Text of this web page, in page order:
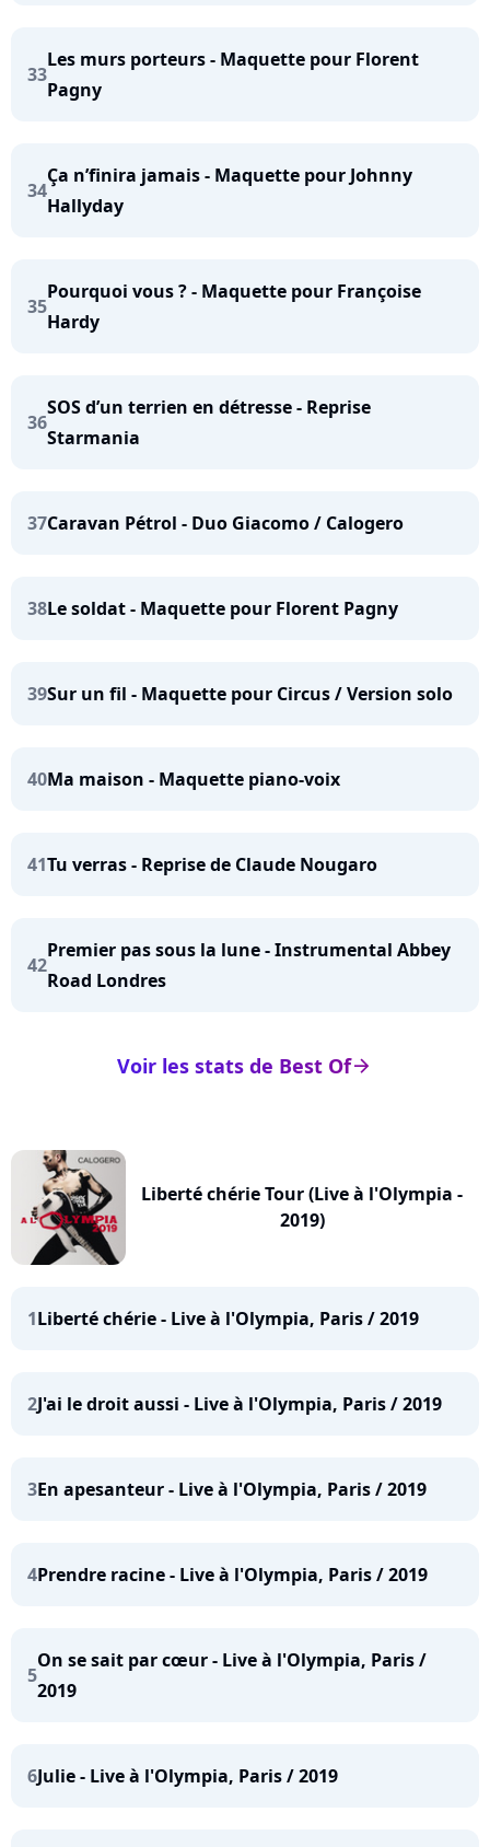
33
Les murs porteurs - Maquette pour Florent
Pagny
34
Ça n’finira jamais - Maquette pour Johnny
Hallyday
35
Pourquoi vous ? - Maquette pour Françoise
Hardy
36
SOS d’un terrien en détresse - Reprise
Starmania
37Caravan Pétrol - Duo Giacomo / Calogero
38Le soldat - Maquette pour Florent Pagny
39Sur un fil - Maquette pour Circus / Version solo
40Ma maison - Maquette piano-voix
41Tu verras - Reprise de Claude Nougaro
42
Premier pas sous la lune - Instrumental Abbey
Road Londres
arrow_right
Voir les stats de Best Of
Liberté chérie Tour (Live à l'Olympia -
2019)
1Liberté chérie - Live à l'Olympia, Paris / 2019
2J'ai le droit aussi - Live à l'Olympia, Paris / 2019
3En apesanteur - Live à l'Olympia, Paris / 2019
4Prendre racine - Live à l'Olympia, Paris / 2019
5
On se sait par cœur - Live à l'Olympia, Paris /
2019
6Julie - Live à l'Olympia, Paris / 2019